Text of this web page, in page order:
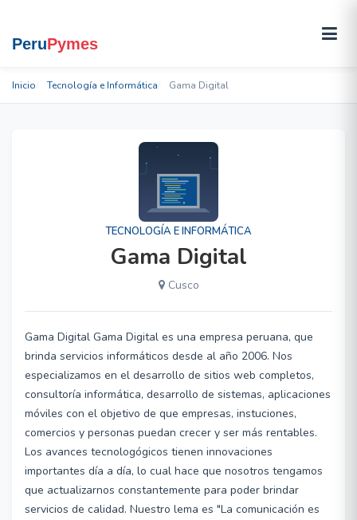
Inicio Tecnología e Informática Gama Digital
TECNOLOGÍA E INFORMÁTICA
Gama Digital
Cusco
Gama Digital Gama Digital es una empresa peruana, que
brinda servicios informáticos desde al año 2006. Nos
especializamos en el desarrollo de sitios web completos,
consultoría informática, desarrollo de sistemas, aplicaciones
móviles con el objetivo de que empresas, instuciones,
comercios y personas puedan crecer y ser más rentables.
Los avances tecnologógicos tienen innovaciones
importantes día a día, lo cual hace que nosotros tengamos
que actualizarnos constantemente para poder brindar
servicios de calidad. Nuestro lema es "La comunicación es